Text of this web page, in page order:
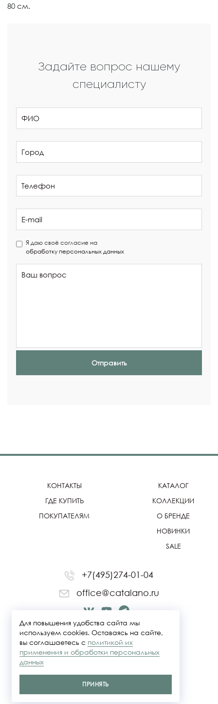
80 см.
Задайте вопрос нашему
специалисту
Я даю своё согласие на
обработку персональных данных
Отправить
КОНТАКТЫ
ГДЕ КУПИТЬ
ПОКУПАТЕЛЯМ
КАТАЛОГ
КОЛЛЕКЦИИ
О БРЕНДЕ
НОВИНКИ
SALE
+7(495)274-01-04
office@catalano.ru
Политика конфидециальности
Для повышения удобства сайта мы
используем cookies. Оставаясь на сайте,
вы соглашаетесь с политикой их
применения и обработки персональных
данных
ПРИНЯТЬ